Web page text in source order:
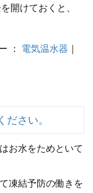
開けておくと、
： 電気温水器 ｜
さい。
お水をためといて
凍結予防の働きを